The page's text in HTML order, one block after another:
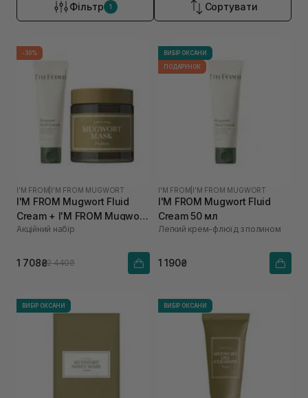
Фільтр 1 Сортувати
-30%
I'M FROM I'M FROM MUGWORT
I'M FROM Mugwort Fluid
Cream + I'M FROM Mugwort
Mask
Акційний набір
1 708₴2 440₴
ВИБІР ОКСАНИ
ПОДАРУНОК
I'M FROM I'M FROM MUGWORT
I'M FROM Mugwort Fluid
Cream 50 мл
Легкий крем-флюїд з полином
1 190₴
ВИБІР ОКСАНИ ВИБІР ОКСАНИ